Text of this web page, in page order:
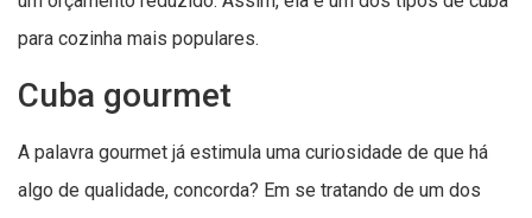
para cozinha mais populares.
Cuba gourmet
A palavra gourmet já estimula uma curiosidade de que há
algo de qualidade, concorda? Em se tratando de um dos